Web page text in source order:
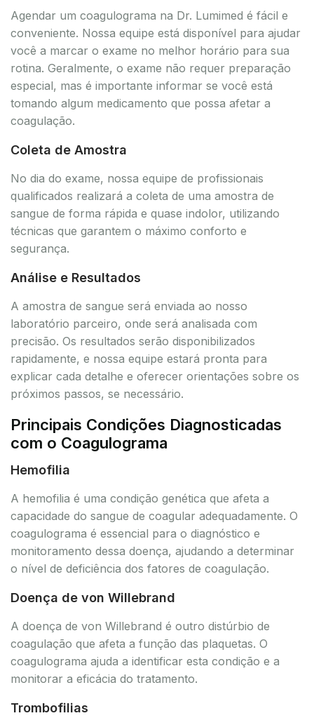
Agendar um coagulograma na Dr. Lumimed é fácil e
conveniente. Nossa equipe está disponível para ajudar
você a marcar o exame no melhor horário para sua
rotina. Geralmente, o exame não requer preparação
especial, mas é importante informar se você está
tomando algum medicamento que possa afetar a
coagulação.
Coleta de Amostra
No dia do exame, nossa equipe de profissionais
qualificados realizará a coleta de uma amostra de
sangue de forma rápida e quase indolor, utilizando
técnicas que garantem o máximo conforto e
segurança.
Análise e Resultados
A amostra de sangue será enviada ao nosso
laboratório parceiro, onde será analisada com
precisão. Os resultados serão disponibilizados
rapidamente, e nossa equipe estará pronta para
explicar cada detalhe e oferecer orientações sobre os
próximos passos, se necessário.
Principais Condições Diagnosticadas
com o Coagulograma
Hemofilia
A hemofilia é uma condição genética que afeta a
capacidade do sangue de coagular adequadamente. O
coagulograma é essencial para o diagnóstico e
monitoramento dessa doença, ajudando a determinar
o nível de deficiência dos fatores de coagulação.
Doença de von Willebrand
A doença de von Willebrand é outro distúrbio de
coagulação que afeta a função das plaquetas. O
coagulograma ajuda a identificar esta condição e a
monitorar a eficácia do tratamento.
Trombofilias